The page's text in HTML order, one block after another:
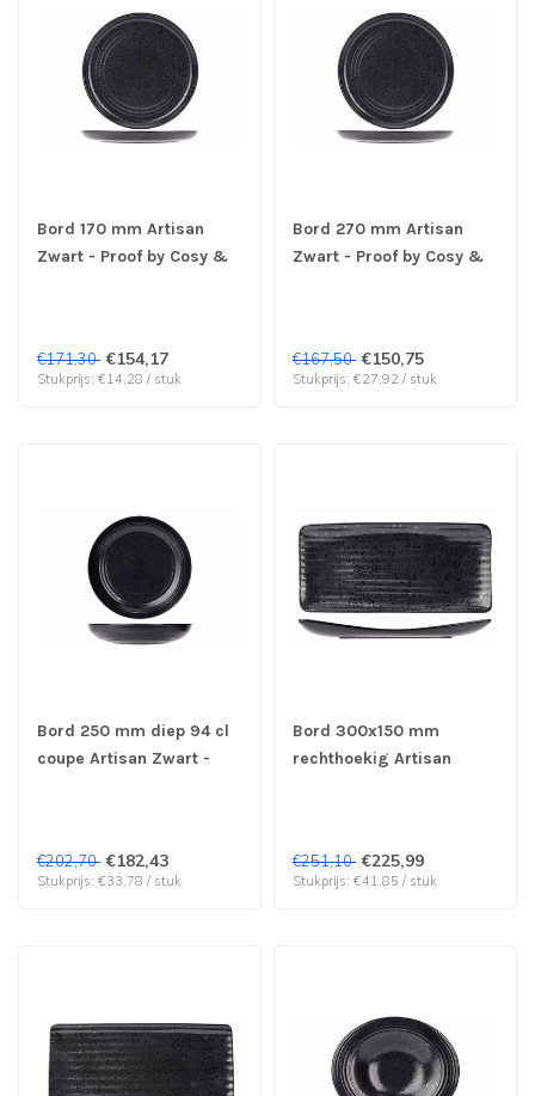
Bord 170 mm Artisan
Zwart - Proof by Cosy &
€171,30 €154,17
Stukprijs: €14,28 / stuk
Bord 270 mm Artisan
Zwart - Proof by Cosy &
€167,50 €150,75
Stukprijs: €27,92 / stuk
Bord 250 mm diep 94 cl
coupe Artisan Zwart -
€202,70 €182,43
Stukprijs: €33,78 / stuk
Bord 300x150 mm
rechthoekig Artisan
€251,10 €225,99
Stukprijs: €41,85 / stuk